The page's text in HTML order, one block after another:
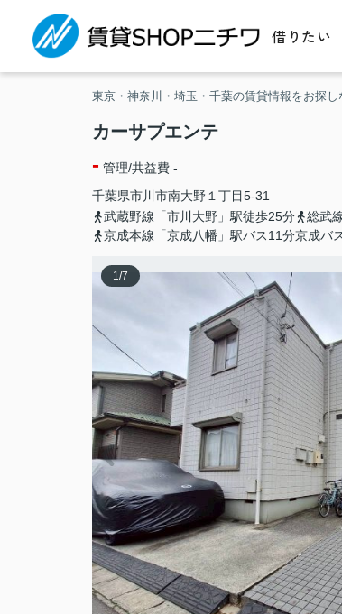
借りたい
東京・神奈川・埼玉・千葉の賃貸情報をお探し
カーサプエンテ
- 管理/共益費 -
千葉県市川市南大野 １丁目5-31
武蔵野線「市川大野」駅徒歩25分
総武
京成本線「京成八幡」駅バス11分京成バ
1/7